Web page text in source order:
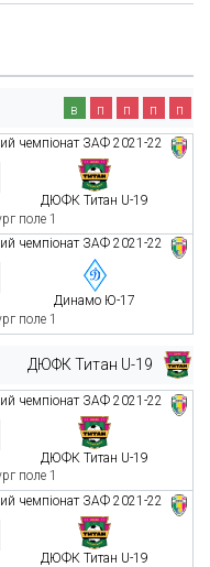
в п п п п
чемпіонат ЗАФ 2021-22
ДЮФК Титан U-19
поле 1
чемпіонат ЗАФ 2021-22
Динамо Ю-17
поле 1
ДЮФК Титан U-19
чемпіонат ЗАФ 2021-22
ДЮФК Титан U-19
поле 1
чемпіонат ЗАФ 2021-22
ДЮФК Титан U-19